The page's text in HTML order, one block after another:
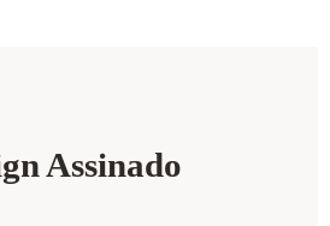
Assinado